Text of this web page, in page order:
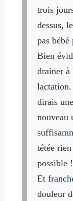
trois
dessus,
pas
Bien
drainer à
dirais
nouveau
tétée
possible !
Et
douleur